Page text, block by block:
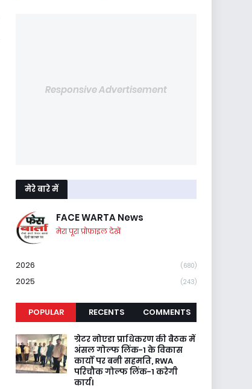
Responsive Advertisement
मेरे बारे में
FACE WARTA News
मेरा पूरा प्रोफ़ाइल देखें
2026 (680)
2025 (243)
POPULAR RECENTS COMMENTS
ग्रेटर नोएडा प्राधिकरण की बैठक में
अंसल गोल्फ लिंक-1 के विकास
कार्यों पर बनी सहमति, RWA
परिचौक गोल्फ लिंक-1 करेगी
कार्य।